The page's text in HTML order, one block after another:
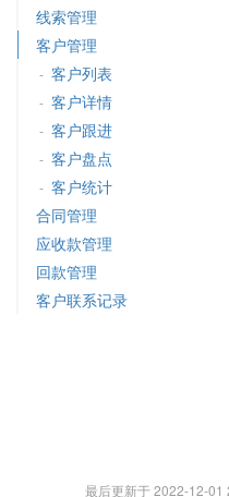
线索管理
客户管理
- 客户列表
- 客户详情
- 客户跟进
- 客户盘点
- 客户统计
合同管理
应收款管理
回款管理
客户联系记录
最后更新于 2022-12-